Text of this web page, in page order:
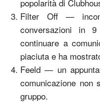
popolarità di
Filter Off —
conversazioni in
continuare a
piaciuta e ha
Feeld — un
comunicazione non
gruppo.